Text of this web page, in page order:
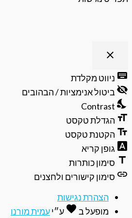
close
וסגירה
של
תפריט
הנגישות
keyboard ניווט מקלדת
visibility_off ביטול אנימציות / הבהובים
nights_stay
Contrast
format_size הגדלת טקסט
text_fields הקטנת טקסט
font_download גופן קריא
title סימון כותרות
link סימון קישורים ולחצנים
הצהרת נגישות
מופעל ב favorite אהבה
ע״יעמית מורנו